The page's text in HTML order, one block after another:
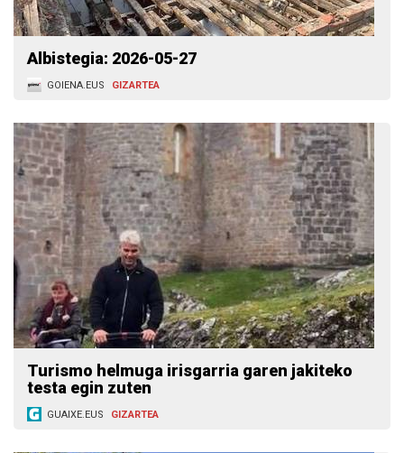
Albistegia: 2026-05-27
GOIENA.EUS GIZARTEA
Turismo helmuga irisgarria garen jakiteko
testa egin zuten
GUAIXE.EUS GIZARTEA